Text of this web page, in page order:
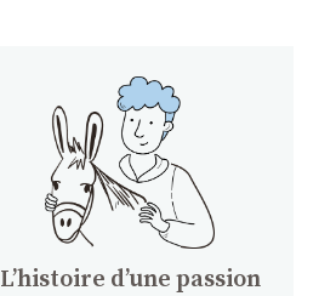
Lʼhistoire dʼune passion